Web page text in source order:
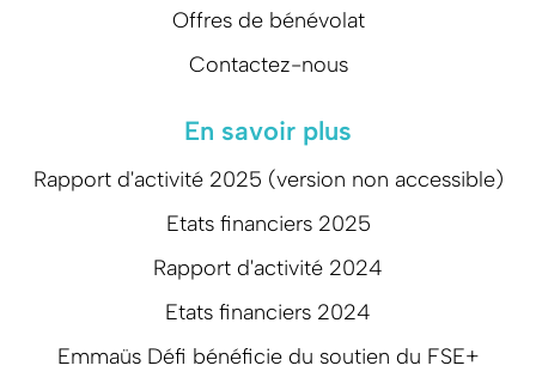
Offres de bénévolat
Contactez-nous
En savoir plus
Rapport d'activité 2025 (version non accessible)
Etats financiers 2025
Rapport d'activité 2024
Etats financiers 2024
Emmaüs Défi bénéficie du soutien du FSE+